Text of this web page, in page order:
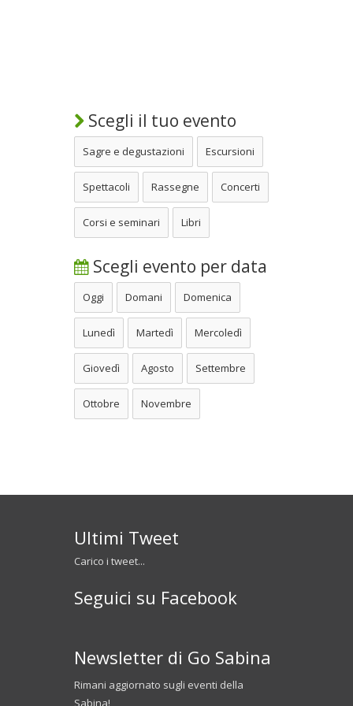
Scegli il tuo evento
Sagre e degustazioni Escursioni
Spettacoli Rassegne Concerti
Corsi e seminari Libri
Scegli evento per data
Oggi Domani Domenica
Lunedì Martedì Mercoledì
Giovedì Agosto Settembre
Ottobre Novembre
Ultimi Tweet
Carico i tweet...
Seguici su Facebook
Newsletter di Go Sabina
Rimani aggiornato sugli eventi della
Sabina!